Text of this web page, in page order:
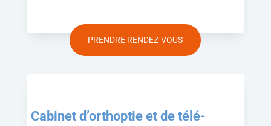
PRENDRE RENDEZ-VOUS
Cabinet d’orthoptie et de télé-